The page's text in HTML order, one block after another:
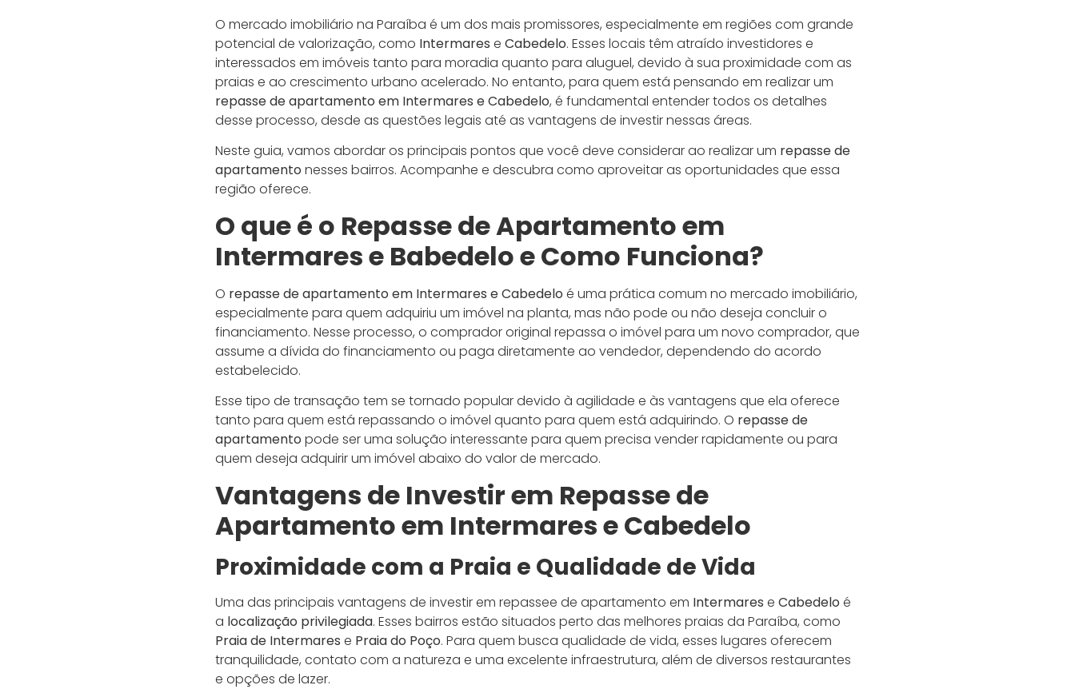
O mercado imobiliário na Paraíba é um dos mais promissores, especialmente em regiões com grande
potencial de valorização, como Intermares e Cabedelo. Esses locais têm atraído investidores e
interessados em imóveis tanto para moradia quanto para aluguel, devido à sua proximidade com as
praias e ao crescimento urbano acelerado. No entanto, para quem está pensando em realizar um
repasse de apartamento em Intermares e Cabedelo, é fundamental entender todos os detalhes
desse processo, desde as questões legais até as vantagens de investir nessas áreas.
Neste guia, vamos abordar os principais pontos que você deve considerar ao realizar um repasse de
apartamento nesses bairros. Acompanhe e descubra como aproveitar as oportunidades que essa
região oferece.
O que é o Repasse de Apartamento em
Intermares e Babedelo e Como Funciona?
O repasse de apartamento em Intermares e Cabedelo é uma prática comum no mercado imobiliário,
especialmente para quem adquiriu um imóvel na planta, mas não pode ou não deseja concluir o
financiamento. Nesse processo, o comprador original repassa o imóvel para um novo comprador, que
assume a dívida do financiamento ou paga diretamente ao vendedor, dependendo do acordo
estabelecido.
Esse tipo de transação tem se tornado popular devido à agilidade e às vantagens que ela oferece
tanto para quem está repassando o imóvel quanto para quem está adquirindo. O repasse de
apartamento pode ser uma solução interessante para quem precisa vender rapidamente ou para
quem deseja adquirir um imóvel abaixo do valor de mercado.
Vantagens de Investir em Repasse de
Apartamento em Intermares e Cabedelo
Proximidade com a Praia e Qualidade de Vida
Uma das principais vantagens de investir em repassee de apartamento em Intermares e Cabedelo é
a localização privilegiada. Esses bairros estão situados perto das melhores praias da Paraíba, como
Praia de Intermares e Praia do Poço. Para quem busca qualidade de vida, esses lugares oferecem
tranquilidade, contato com a natureza e uma excelente infraestrutura, além de diversos restaurantes
e opções de lazer.